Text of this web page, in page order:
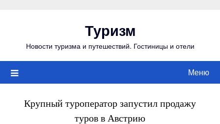
Туризм
Новости туризма и путешествий. Гостиницы и отели
Меню
Крупный туроператор запустил продажу
туров в Австрию